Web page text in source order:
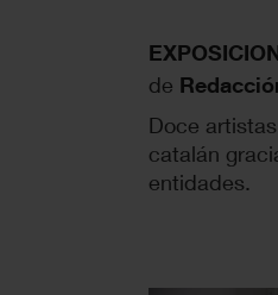
de
Doce
catalán
entidades.